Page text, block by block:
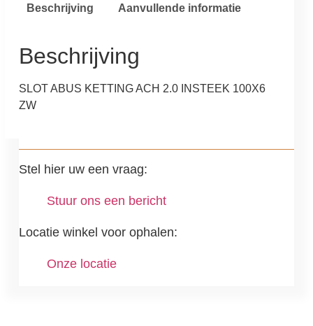
Beschrijving Aanvullende informatie
Beschrijving
SLOT ABUS KETTING ACH 2.0 INSTEEK 100X6
ZW
Stel hier uw een vraag:
Stuur ons een bericht
Locatie winkel voor ophalen:
Onze locatie